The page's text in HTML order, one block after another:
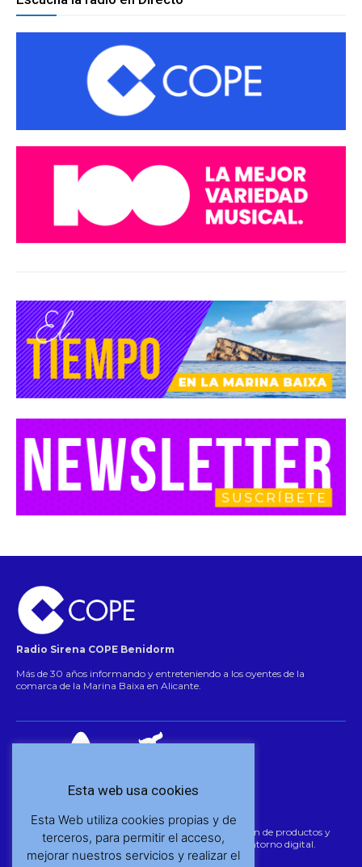
Radio Sirena COPE Benidorm
Más de 30 años informando y entreteniendo a los oyentes de la
comarca de la Marina Baixa en Alicante.
Medios de comunicación efectivos para la promoción de productos y
negocios en el sector de la radiodifusión, prensa, y entorno digital.
Esta web usa cookies
Esta Web utiliza cookies propias y de
terceros, para permitir el acceso,
mejorar nuestros servicios y realizar el